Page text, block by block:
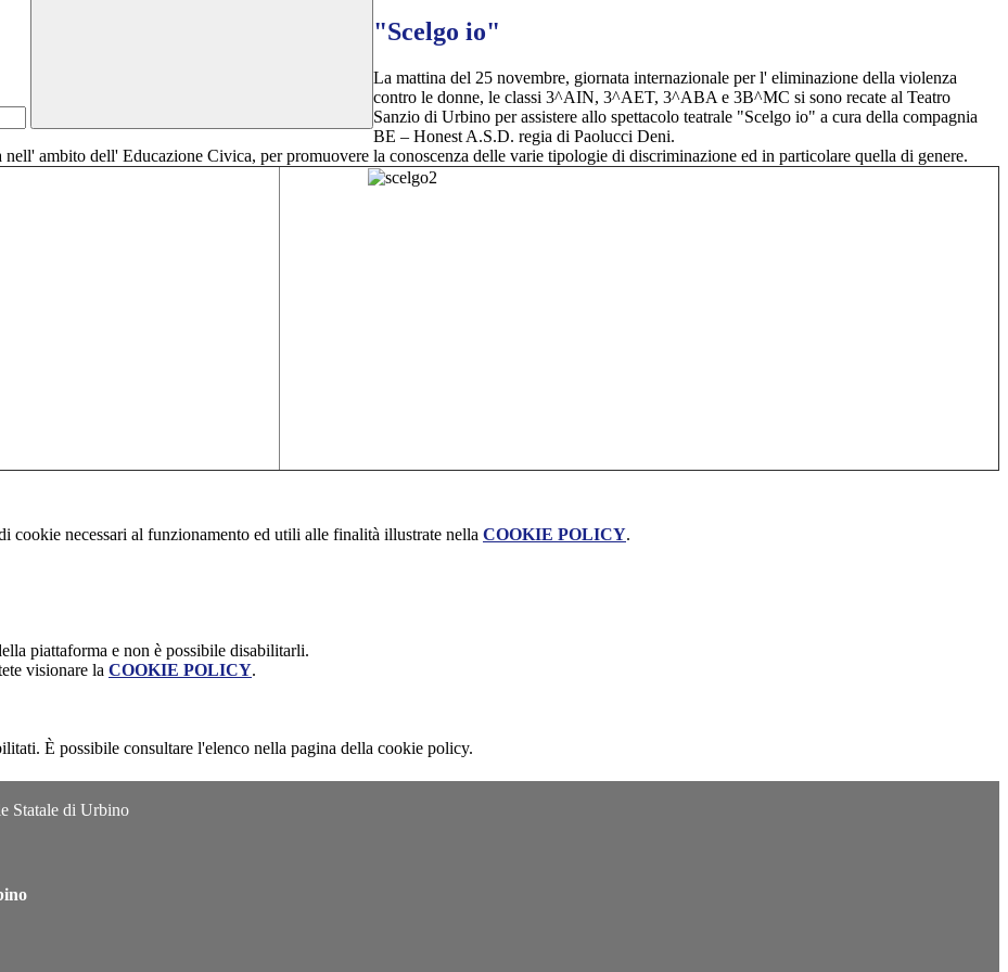
"Scelgo io"
La mattina del 25 novembre, giornata internazionale per l' eliminazione della violenza
contro le donne, le classi 3^AIN, 3^AET, 3^ABA e 3B^MC si sono recate al Teatro
Sanzio di Urbino per assistere allo spettacolo teatrale "Scelgo io" a cura della compagnia
BE – Honest A.S.D. regia di Paolucci Deni.
ambito dell' Educazione Civica, per promuovere la conoscenza delle varie tipologie di discriminazione ed in particolare quella di genere.
cookie necessari al funzionamento ed utili alle finalità illustrate nella COOKIE POLICY.
piattaforma e non è possibile disabilitarli.
visionare la COOKIE POLICY.
È possibile consultare l'elenco nella pagina della cookie policy.
Statale di Urbino